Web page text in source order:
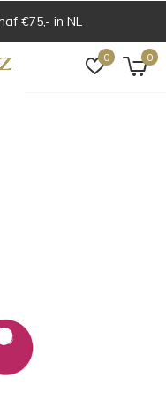
0 0
€75,- in NL